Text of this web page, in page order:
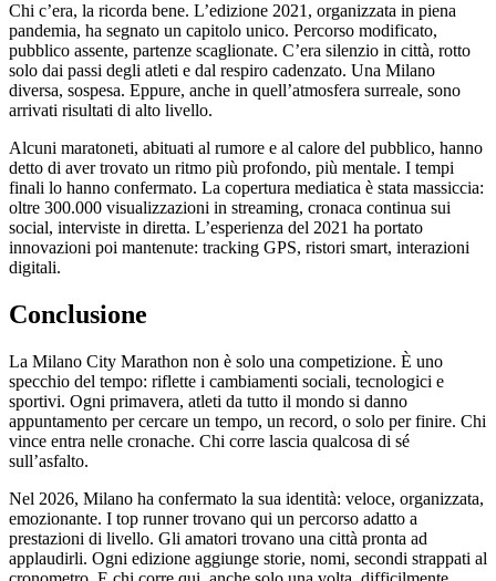
Chi c’era, la ricorda bene. L’edizione 2021, organizzata in piena
pandemia, ha segnato un capitolo unico. Percorso modificato,
pubblico assente, partenze scaglionate. C’era silenzio in città, rotto
solo dai passi degli atleti e dal respiro cadenzato. Una Milano
diversa, sospesa. Eppure, anche in quell’atmosfera surreale, sono
arrivati risultati di alto livello.
Alcuni maratoneti, abituati al rumore e al calore del pubblico, hanno
detto di aver trovato un ritmo più profondo, più mentale. I tempi
finali lo hanno confermato. La copertura mediatica è stata massiccia:
oltre 300.000 visualizzazioni in streaming, cronaca continua sui
social, interviste in diretta. L’esperienza del 2021 ha portato
innovazioni poi mantenute: tracking GPS, ristori smart, interazioni
digitali.
Conclusione
La Milano City Marathon non è solo una competizione. È uno
specchio del tempo: riflette i cambiamenti sociali, tecnologici e
sportivi. Ogni primavera, atleti da tutto il mondo si danno
appuntamento per cercare un tempo, un record, o solo per finire. Chi
vince entra nelle cronache. Chi corre lascia qualcosa di sé
sull’asfalto.
Nel 2026, Milano ha confermato la sua identità: veloce, organizzata,
emozionante. I top runner trovano qui un percorso adatto a
prestazioni di livello. Gli amatori trovano una città pronta ad
applaudirli. Ogni edizione aggiunge storie, nomi, secondi strappati al